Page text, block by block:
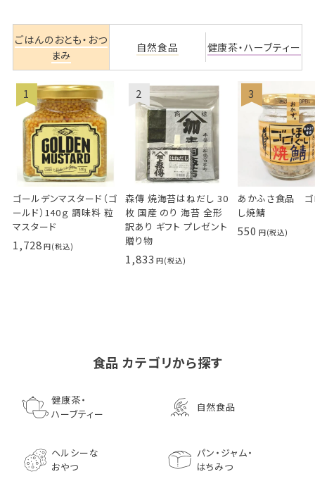
ごはんのおとも・おつ
まみ
自然食品 健康茶・ハーブティー
ゴールデンマスタード（ゴ
ールド）140ｇ 調味料 粒
マスタード
1,728
森傳 焼海苔はねだし 30
枚 国産 のり 海苔 全形
訳あり ギフト プレゼント
贈り物
1,833
あかふさ食品 ゴ
し焼鯖
550
ールド）140ｇ 調味料 粒
マスタード
鰹節 食べる削り節
70g× 10袋セット おつま
75g（50袋）
1,296
食品 カテゴリから探す
健康茶・
ハーブティー
自然食品
ヘルシーな
おやつ
パン・ジャム・
はちみつ